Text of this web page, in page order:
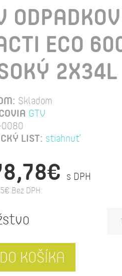
ECO
2X34L
Skladom
GTV
LIST: stiahnuť
s DPH
Bez DPH:
DO KOŠÍKA